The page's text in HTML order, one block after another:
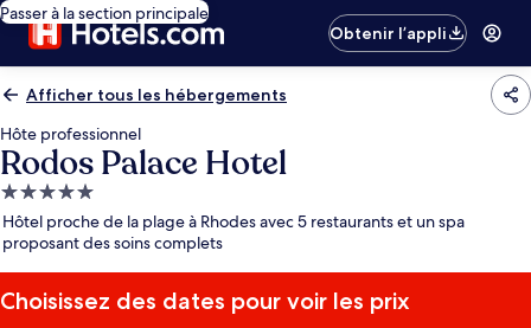
Passer à la section principale
Obtenir l’appli
Afficher tous les hébergements
Hôte professionnel
Rodos Palace Hotel
Hébergement
5.0 étoiles
Hôtel proche de la plage à Rhodes avec 5 restaurants et un spa
proposant des soins complets
Choisissez des dates pour voir les prix